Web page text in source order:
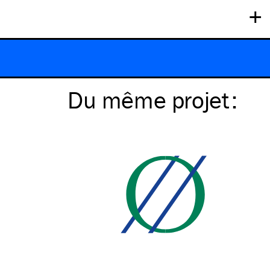
+
Du même projet: